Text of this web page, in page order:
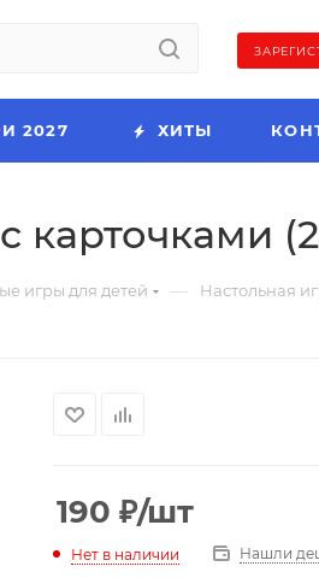
2027 ХИТЫ
игры для детей — Настольная
190 ₽/шт
Нет в наличии Нашли